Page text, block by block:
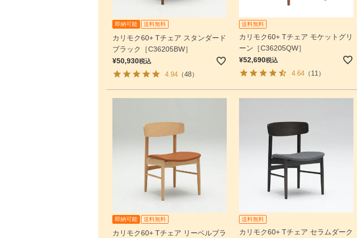
即納可能 送料無料
カリモク60+ Tチェア スタンダード
ブラック［C36205BW］
¥50,930税込
4.94（48）
送料無料
カリモク60+ Tチェア モケットグリ
ーン［C36205QW］
¥52,690税込
4.64（11）
即納可能 送料無料
カリモク60+ Tチェア リーベルブラ
送料無料
カリモク60+ Tチェア セラムダーク